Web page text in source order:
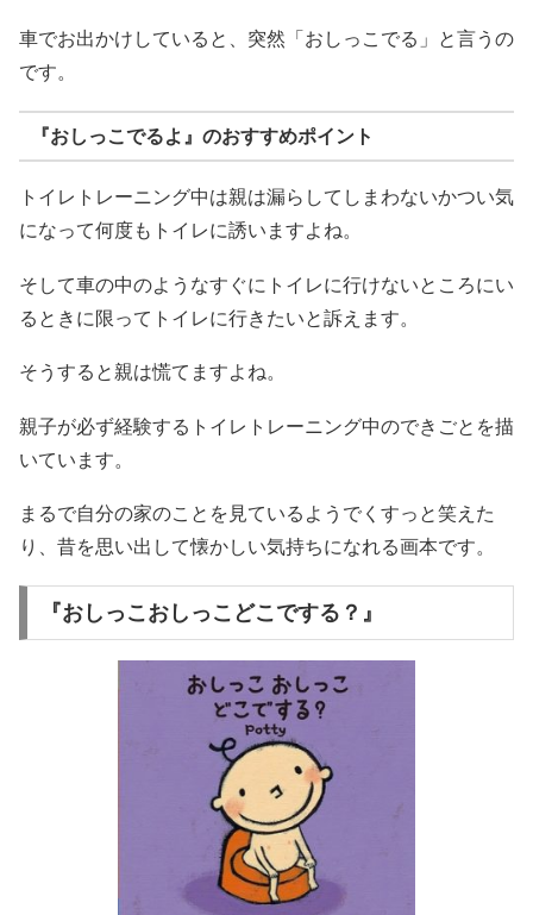
車でお出かけしていると、突然「おしっこでる」と言うの
です。
『おしっこでるよ』のおすすめポイント
トイレトレーニング中は親は漏らしてしまわないかつい気
になって何度もトイレに誘いますよね。
そして車の中のようなすぐにトイレに行けないところにい
るときに限ってトイレに行きたいと訴えます。
そうすると親は慌てますよね。
親子が必ず経験するトイレトレーニング中のできごとを描
いています。
まるで自分の家のことを見ているようでくすっと笑えた
り、昔を思い出して懐かしい気持ちになれる画本です。
『おしっこおしっこどこでする？』